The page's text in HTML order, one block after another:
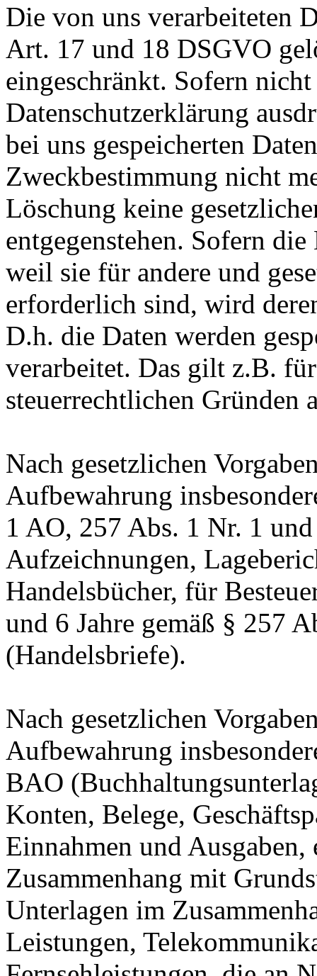
Die von uns verarbeiteten
Art. 17 und 18 DSGVO
eingeschränkt. Sofern
Datenschutzerklärung
bei uns gespeicherten
Zweckbestimmung nicht
Löschung keine
entgegenstehen. Sofern
weil sie für andere und
erforderlich sind, wird
D.h. die Daten werden
verarbeitet. Das gilt z.B.
steuerrechtlichen Gründen
Nach gesetzlichen
Aufbewahrung
1 AO, 257 Abs. 1 Nr. 1
Aufzeichnungen,
Handelsbücher, für
und 6 Jahre gemäß § 257
(Handelsbriefe).
Nach gesetzlichen
Aufbewahrung
BAO
Konten, Belege,
Einnahmen und
Zusammenhang mit
Unterlagen im
Leistungen,